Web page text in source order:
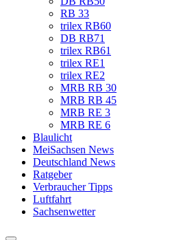
RB 33
trilex RB60
DB RB71
trilex RB61
trilex RE1
trilex RE2
MRB RB 30
MRB RB 45
MRB RE 3
MRB RE 6
Blaulicht
MeiSachsen News
Deutschland News
Ratgeber
Verbraucher Tipps
Luftfahrt
Sachsenwetter